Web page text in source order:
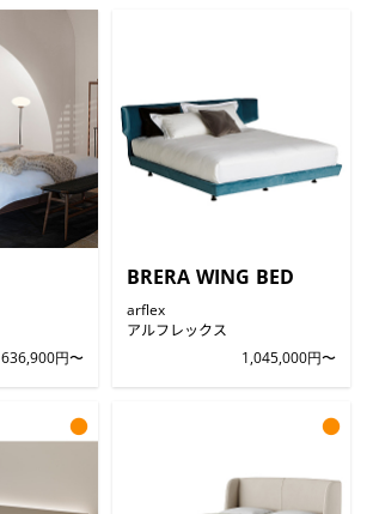
636,900円〜
BRERA WING BED
arflex
アルフレックス
1,045,000円〜
● ●